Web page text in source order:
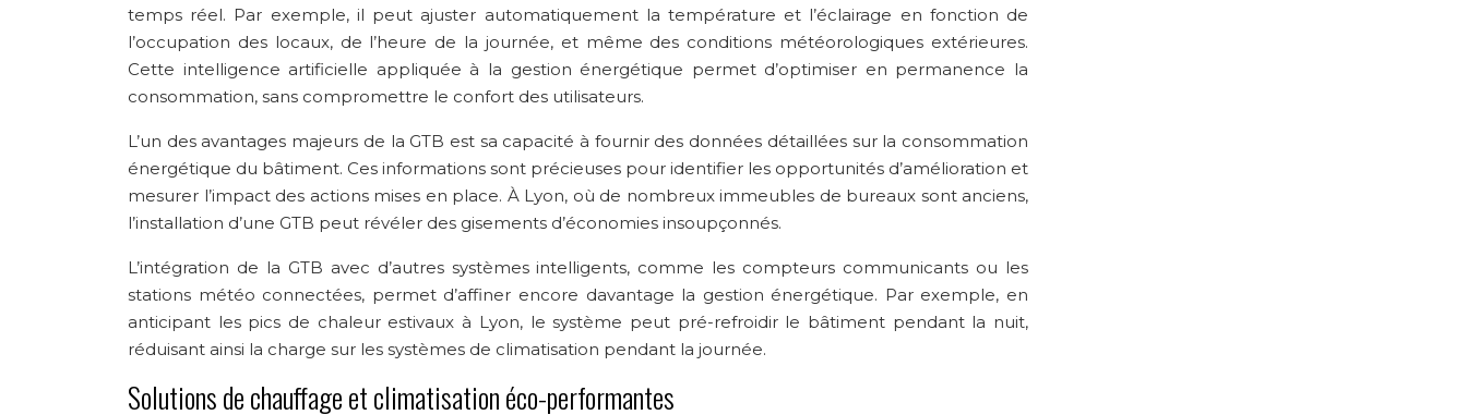
temps réel. Par exemple, il peut ajuster automatiquement la température et l’éclairage en fonction de
l’occupation des locaux, de l’heure de la journée, et même des conditions météorologiques extérieures.
Cette intelligence artificielle appliquée à la gestion énergétique permet d’optimiser en permanence la
consommation, sans compromettre le confort des utilisateurs.
L’un des avantages majeurs de la GTB est sa capacité à fournir des données détaillées sur la consommation
énergétique du bâtiment. Ces informations sont précieuses pour identifier les opportunités d’amélioration et
mesurer l’impact des actions mises en place. À Lyon, où de nombreux immeubles de bureaux sont anciens,
l’installation d’une GTB peut révéler des gisements d’économies insoupçonnés.
L’intégration de la GTB avec d’autres systèmes intelligents, comme les compteurs communicants ou les
stations météo connectées, permet d’affiner encore davantage la gestion énergétique. Par exemple, en
anticipant les pics de chaleur estivaux à Lyon, le système peut pré-refroidir le bâtiment pendant la nuit,
réduisant ainsi la charge sur les systèmes de climatisation pendant la journée.
Solutions de chauffage et climatisation éco-performantes